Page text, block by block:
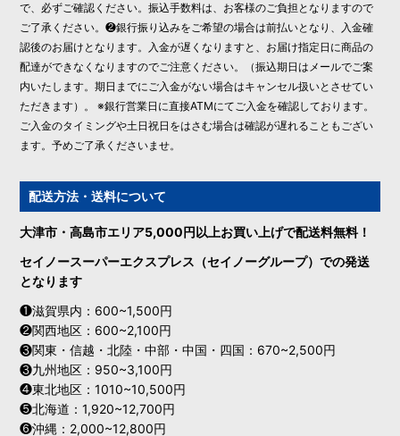
で、必ずご確認ください。振込手数料は、お客様のご負担となりますので
ご了承ください。❷銀行振り込みをご希望の場合は前払いとなり、入金確
認後のお届けとなります。入金が遅くなりますと、お届け指定日に商品の
配達ができなくなりますのでご注意ください。（振込期日はメールでご案
内いたします。期日までにご入金がない場合はキャンセル扱いとさせてい
ただきます）。 ※銀行営業日に直接ATMにてご入金を確認しております。
ご入金のタイミングや土日祝日をはさむ場合は確認が遅れることもござい
ます。予めご了承くださいませ。
配送方法・送料について
大津市・高島市エリア5,000円以上お買い上げで配送料無料！
セイノースーパーエクスプレス（セイノーグループ）での発送
となります
❶滋賀県内：600~1,500円
❷関西地区：600~2,100円
❸関東・信越・北陸・中部・中国・四国：670~2,500円
❸九州地区：950~3,100円
❹東北地区：1010~10,500円
❺北海道：1,920~12,700円
❻沖縄：2,000~12,800円